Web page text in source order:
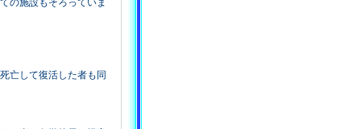
の施設もそろっていま
亡して復活した者も同